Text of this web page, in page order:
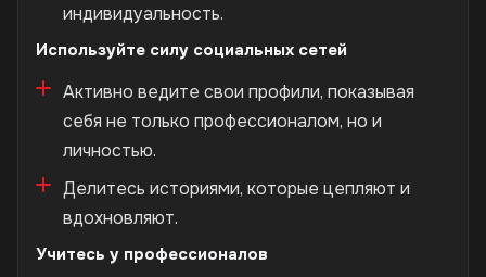
индивидуальность.
Используйте силу социальных сетей
Активно ведите свои профили, показывая
себя не только профессионалом, но и
личностью.
Делитесь историями, которые цепляют и
вдохновляют.
Учитесь у профессионалов